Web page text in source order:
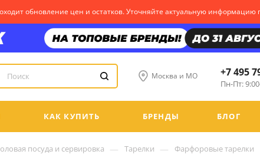
обновление цен и остатков. Уточняйте актуальную информацию
Москва и МО +7 495
Пн-Пт:
КАК КУПИТЬ БРЕНДЫ БЛОГ
посуда и сервировка — Тарелки — Фарфоровые тарелки